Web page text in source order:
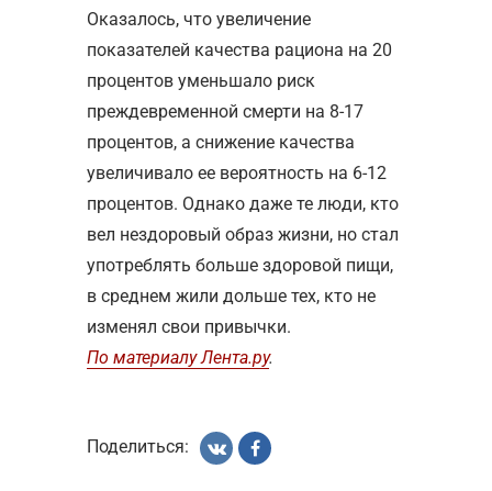
Оказалось, что увеличение
показателей качества рациона на 20
процентов уменьшало риск
преждевременной смерти на 8-17
процентов, а снижение качества
увеличивало ее вероятность на 6-12
процентов. Однако даже те люди, кто
вел нездоровый образ жизни, но стал
употреблять больше здоровой пищи,
в среднем жили дольше тех, кто не
изменял свои привычки.
По материалу Лента.ру.
Поделиться: